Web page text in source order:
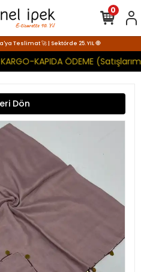
Teslimat 🚀 | Sektörde 25. YIL 🧿
KAPIDA ÖDEME
0
Dön